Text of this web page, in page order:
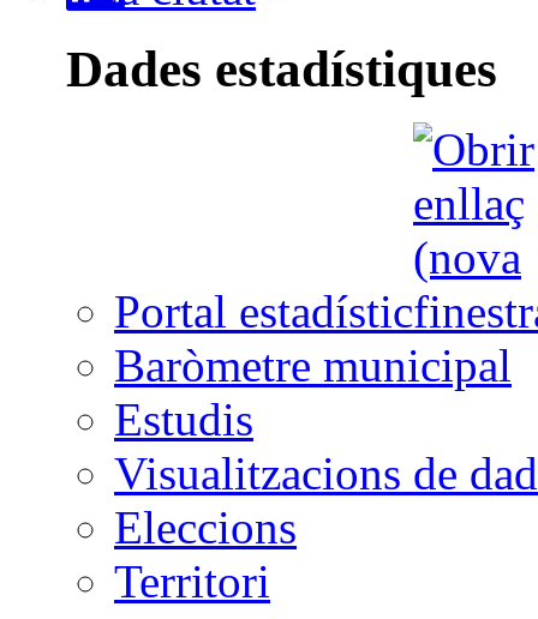
Dades estadístiques
Portal estadístic
Baròmetre municipal
Estudis
Visualitzacions de
Eleccions
Territori